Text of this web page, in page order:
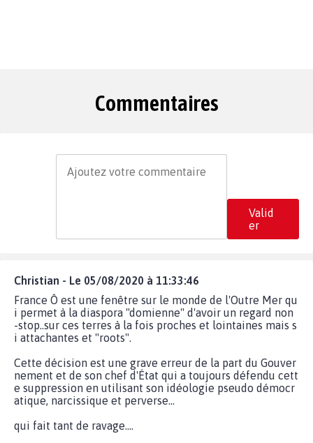
Commentaires
Valid
er
Christian - Le 05/08/2020 à 11:33:46
France Ô est une fenêtre sur le monde de l'Outre Mer qu
i permet à la diaspora "domienne" d'avoir un regard non
-stop..sur ces terres à la fois proches et lointaines mais s
i attachantes et "roots".
Cette décision est une grave erreur de la part du Gouver
nement et de son chef d'État qui a toujours défendu cett
e suppression en utilisant son idéologie pseudo démocr
atique, narcissique et perverse...
qui fait tant de ravage....